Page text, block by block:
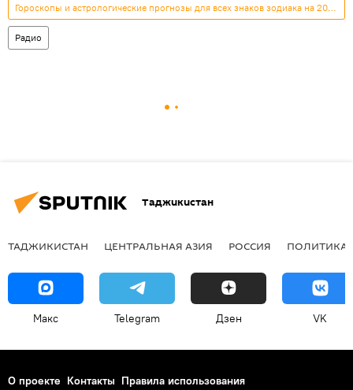
Гороскопы и астрологические прогнозы для всех знаков зодиака на 2026 год
Радио
Таджикистан
ТАДЖИКИСТАН ЦЕНТРАЛЬНАЯ АЗИЯ РОССИЯ ПОЛИТИКА
Макс Telegram Дзен VK
О проекте Контакты Правила использования